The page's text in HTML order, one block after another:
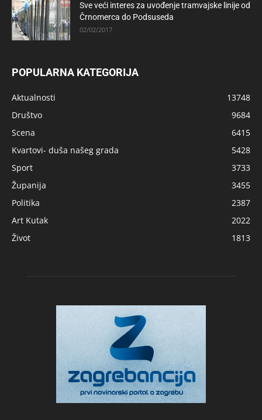
Sve veći interes za uvođenje tramvajske linije od
Črnomerca do Podsuseda
02/02/2017
POPULARNA KATEGORIJA
Aktualnosti
13748
Društvo
9684
Scena
6415
Kvartovi- duša našeg grada
5428
Sport
3733
Županija
3455
Politika
2387
Art Kutak
2022
Život
1813